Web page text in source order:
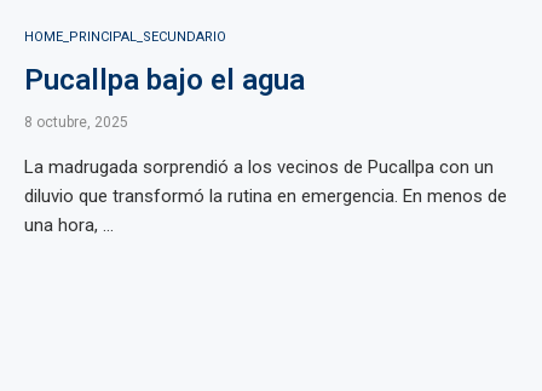
HOME_PRINCIPAL_SECUNDARIO
Pucallpa bajo el agua
8 octubre, 2025
La madrugada sorprendió a los vecinos de Pucallpa con un
diluvio que transformó la rutina en emergencia. En menos de
una hora, ...